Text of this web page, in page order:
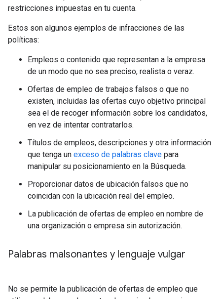
restricciones impuestas en tu cuenta.
Estos son algunos ejemplos de infracciones de las
políticas:
Empleos o contenido que representan a la empresa
de un modo que no sea preciso, realista o veraz.
Ofertas de empleo de trabajos falsos o que no
existen, incluidas las ofertas cuyo objetivo principal
sea el de recoger información sobre los candidatos,
en vez de intentar contratarlos.
Títulos de empleos, descripciones y otra información
que tenga un exceso de palabras clave para
manipular su posicionamiento en la Búsqueda.
Proporcionar datos de ubicación falsos que no
coincidan con la ubicación real del empleo.
La publicación de ofertas de empleo en nombre de
una organización o empresa sin autorización.
Palabras malsonantes y lenguaje vulgar
No se permite la publicación de ofertas de empleo que